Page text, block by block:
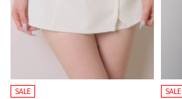
SALE SALE